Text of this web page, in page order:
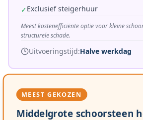
✓Exclusief steigerhuur
Meest kostenefficiënte optie voor kleine
structurele schade.
Uitvoeringstijd:Halve werkdag
MEEST GEKOZEN
Middelgrote schoorsteen